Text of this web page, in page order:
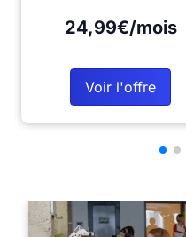
24,99€/mois
Voir l'offre